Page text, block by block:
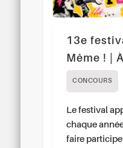
13e
Même ! |
CONCOURS
Le festival
chaque
faire